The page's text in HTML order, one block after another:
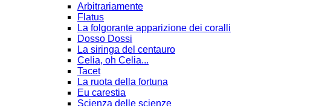
Arbitrariamente
Flatus
La folgorante apparizione dei coralli
Dosso Dossi
La siringa del centauro
Celia, oh Celia...
Tacet
La ruota della fortuna
Eu carestia
Scienza delle scienze